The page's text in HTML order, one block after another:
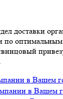
доставки
по